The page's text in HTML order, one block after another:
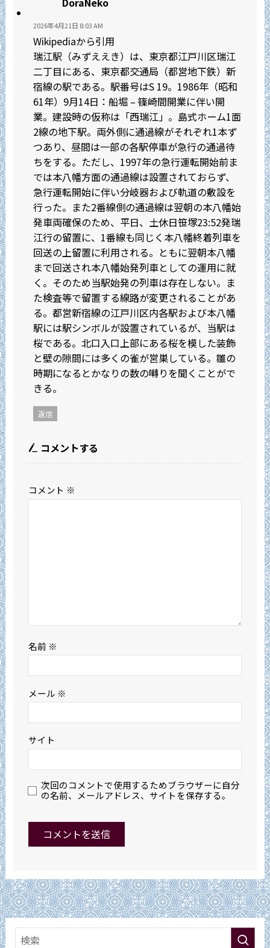
2026年4月21日 8:03 AM
Wikipediaから引用
瑞江駅（みずええき）は、東京都江戸川区瑞江
二丁目にある、東京都交通局（都営地下鉄）新
宿線の駅である。駅番号はS 19。1986年（昭和
61年）9月14日：船堀 – 篠崎間開業に伴い開
業。建設時の仮称は「西瑞江」。島式ホーム1面
2線の地下駅。両外側に通過線がそれぞれ1本ず
つあり、昼間は一部の各駅停車が急行の通過待
ちをする。ただし、1997年の急行運転開始前ま
では本八幡方面の通過線は設置されておらず、
急行運転開始に伴い分岐器および軌道の敷設を
行った。また2番線側の通過線は翌朝の本八幡始
発車両確保のため、平日、土休日笹塚23:52発瑞
江行の留置に、1番線も同じく本八幡終着列車を
回送の上留置に利用される。ともに翌朝本八幡
まで回送され本八幡始発列車としての運用に就
く。そのため当駅始発の列車は存在しない。ま
た検査等で留置する線路が変更されることがあ
る。都営新宿線の江戸川区内各駅および本八幡
駅には駅シンボルが設置されているが、当駅は
桜である。北口入口上部にある桜を模した装飾
と壁の隙間には多くの雀が営巣している。雛の
時期になるとかなりの数の囀りを聞くことがで
きる。
返信
コメントする
コメント ※
名前 ※
メール ※
サイト
次回のコメントで使用するためブラウザーに自分
の名前、メールアドレス、サイトを保存する。